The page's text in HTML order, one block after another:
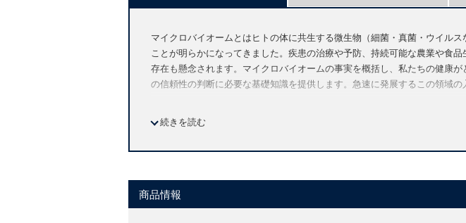
マイクロバイオームとはヒトの体に共生する微生物（細菌・真菌・ウイル
ことが明らかになってきました。疾患の治療や予防、持続可能な農業や食
存在も懸念されます。マイクロバイオームの事実を概括し、私たちの健康
の信頼性の判断に必要な基礎知識を提供します。急速に発展するこの領域の
Offers a balanced perspective of this important new field of science,
Explains research into developing therapies to support and restore
The term 'microbiomes' encapsulates an important scientific
plants harbour communities of microorganisms which are mostly
続きを読む
商品情報